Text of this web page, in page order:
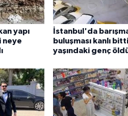
yapı
neye
İstanbul'da
buluşması kanlı
yaşındaki genç